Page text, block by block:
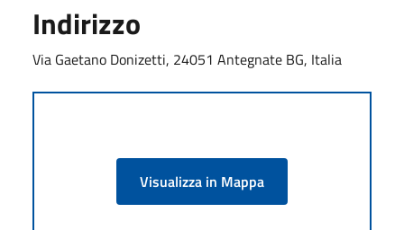
Indirizzo
Via Gaetano Donizetti, 24051 Antegnate BG, Italia
Visualizza in Mappa